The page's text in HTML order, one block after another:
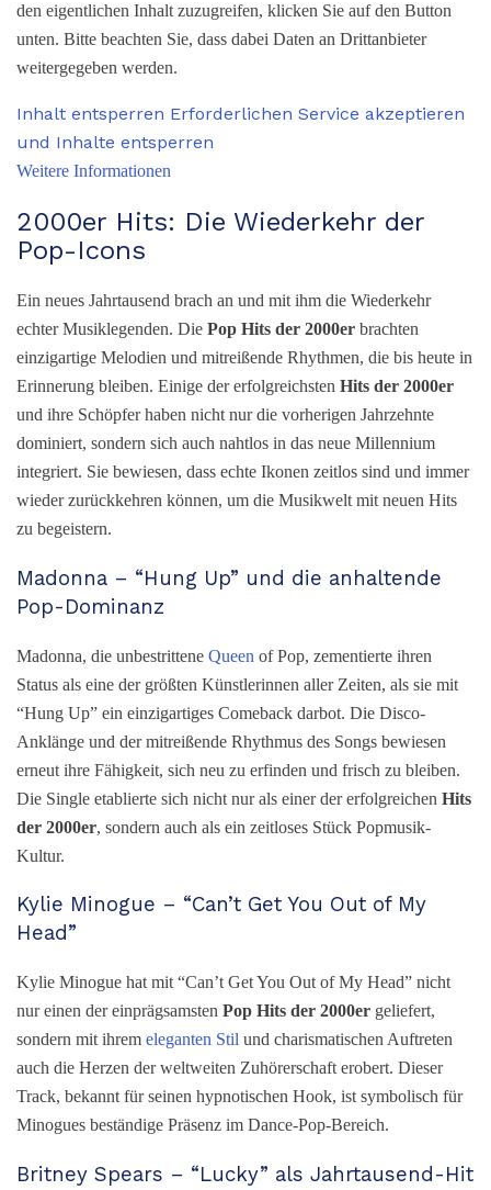
den eigentlichen Inhalt zuzugreifen, klicken Sie auf den Button
unten. Bitte beachten Sie, dass dabei Daten an Drittanbieter
weitergegeben werden.
Inhalt entsperren Erforderlichen Service akzeptieren
und Inhalte entsperren
Weitere Informationen
2000er Hits: Die Wiederkehr der
Pop-Icons
Ein neues Jahrtausend brach an und mit ihm die Wiederkehr
echter Musiklegenden. Die Pop Hits der 2000er brachten
einzigartige Melodien und mitreißende Rhythmen, die bis heute in
Erinnerung bleiben. Einige der erfolgreichsten Hits der 2000er
und ihre Schöpfer haben nicht nur die vorherigen Jahrzehnte
dominiert, sondern sich auch nahtlos in das neue Millennium
integriert. Sie bewiesen, dass echte Ikonen zeitlos sind und immer
wieder zurückkehren können, um die Musikwelt mit neuen Hits
zu begeistern.
Madonna – “Hung Up” und die anhaltende
Pop-Dominanz
Madonna, die unbestrittene Queen of Pop, zementierte ihren
Status als eine der größten Künstlerinnen aller Zeiten, als sie mit
“Hung Up” ein einzigartiges Comeback darbot. Die Disco-
Anklänge und der mitreißende Rhythmus des Songs bewiesen
erneut ihre Fähigkeit, sich neu zu erfinden und frisch zu bleiben.
Die Single etablierte sich nicht nur als einer der erfolgreichen Hits
der 2000er, sondern auch als ein zeitloses Stück Popmusik-
Kultur.
Kylie Minogue – “Can’t Get You Out of My
Head”
Kylie Minogue hat mit “Can’t Get You Out of My Head” nicht
nur einen der einprägsamsten Pop Hits der 2000er geliefert,
sondern mit ihrem eleganten Stil und charismatischen Auftreten
auch die Herzen der weltweiten Zuhörerschaft erobert. Dieser
Track, bekannt für seinen hypnotischen Hook, ist symbolisch für
Minogues beständige Präsenz im Dance-Pop-Bereich.
Britney Spears – “Lucky” als Jahrtausend-Hit